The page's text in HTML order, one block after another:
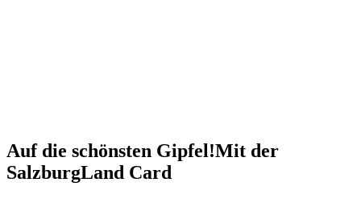
Auf die schönsten Gipfel!Mit der
SalzburgLand Card